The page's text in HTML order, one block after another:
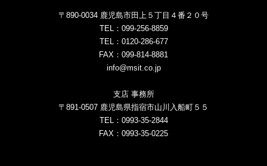
〒890-0034 鹿児島市田上５丁目４番２０号
TEL：099-256-8859
TEL：0120-286-677
FAX：099-814-8881
info@msit.co.jp
支店 事務所
〒891-0507 鹿児島県指宿市山川入船町５５
TEL：0993-35-2844
FAX：0993-35-0225